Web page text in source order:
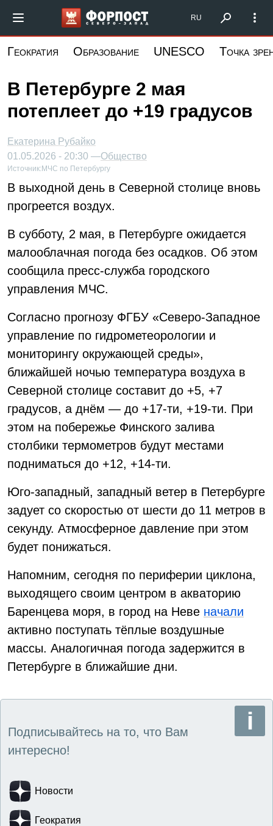
основному
Форпост Северо-Запад
RU
Геократия Образование UNESCO Точка
В Петербурге 2 мая
потеплеет до +19 градусов
Екатерина Рубайко
01.05.2026 - 20:30 —Общество
Источник: МЧС по Петербургу
В выходной день в Северной столице вновь
прогреется воздух.
В субботу, 2 мая, в Петербурге ожидается
малооблачная погода без осадков. Об этом
сообщила пресс-служба городского
управления МЧС.
Согласно прогнозу ФГБУ «Северо-Западное
управление по гидрометеорологии и
мониторингу окружающей среды»,
ближайшей ночью температура воздуха в
Северной столице составит до +5, +7
градусов, а днём — до +17-ти, +19-ти. При
этом на побережье Финского залива
столбики термометров будут местами
подниматься до +12, +14-ти.
Юго-западный, западный ветер в Петербурге
задует со скоростью от шести до 11 метров в
секунду. Атмосферное давление при этом
будет понижаться.
Напомним, сегодня по периферии циклона,
выходящего своим центром в акваторию
Баренцева моря, в город на Неве начали
активно поступать тёплые воздушные
массы. Аналогичная погода задержится в
Петербурге в ближайшие дни.
Подписывайтесь на то, что Вам
интересно!
Новости
Геократия